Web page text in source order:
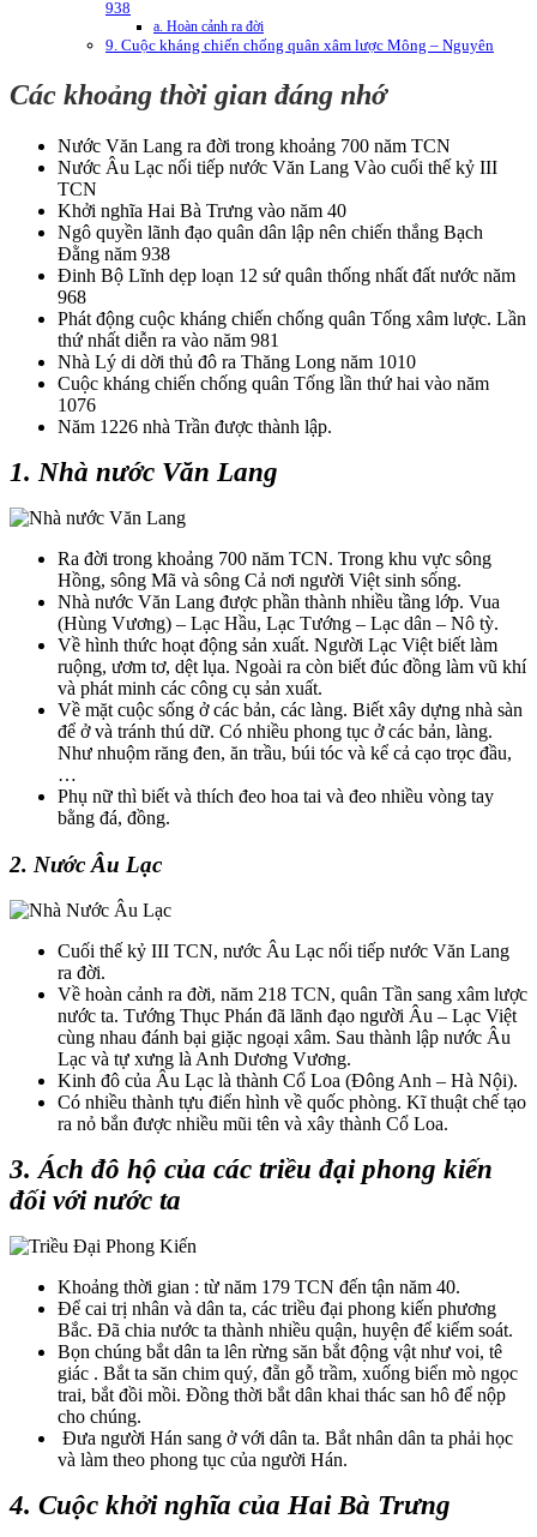
938
a. Hoàn cảnh ra đời
9. Cuộc kháng chiến chống quân xâm lược Mông – Nguyên
Các khoảng thời gian đáng nhớ
Nước Văn Lang ra đời trong khoảng 700 năm TCN
Nước Âu Lạc nối tiếp nước Văn Lang Vào cuối thế kỷ III
TCN
Khởi nghĩa Hai Bà Trưng vào năm 40
Ngô quyền lãnh đạo quân dân lập nên chiến thắng Bạch
Đằng năm 938
Đinh Bộ Lĩnh dẹp loạn 12 sứ quân thống nhất đất nước năm
968
Phát động cuộc kháng chiến chống quân Tống xâm lược. Lần
thứ nhất diễn ra vào năm 981
Nhà Lý di dời thủ đô ra Thăng Long năm 1010
Cuộc kháng chiến chống quân Tống lần thứ hai vào năm
1076
Năm 1226 nhà Trần được thành lập.
1. Nhà nước Văn Lang
Ra đời trong khoảng 700 năm TCN. Trong khu vực sông
Hồng, sông Mã và sông Cả nơi người Việt sinh sống.
Nhà nước Văn Lang được phần thành nhiều tầng lớp. Vua
(Hùng Vương) – Lạc Hầu, Lạc Tướng – Lạc dân – Nô tỳ.
Về hình thức hoạt động sản xuất. Người Lạc Việt biết làm
ruộng, ươm tơ, dệt lụa. Ngoài ra còn biết đúc đồng làm vũ khí
và phát minh các công cụ sản xuất.
Về mặt cuộc sống ở các bản, các làng. Biết xây dựng nhà sàn
để ở và tránh thú dữ. Có nhiều phong tục ở các bản, làng.
Như nhuộm răng đen, ăn trầu, búi tóc và kể cả cạo trọc đầu,
…
Phụ nữ thì biết và thích đeo hoa tai và đeo nhiều vòng tay
bằng đá, đồng.
2. Nước Âu Lạc
Cuối thế kỷ III TCN, nước Âu Lạc nối tiếp nước Văn Lang
ra đời.
Về hoàn cảnh ra đời, năm 218 TCN, quân Tần sang xâm lược
nước ta. Tướng Thục Phán đã lãnh đạo người Âu – Lạc Việt
cùng nhau đánh bại giặc ngoại xâm. Sau thành lập nước Âu
Lạc và tự xưng là Anh Dương Vương.
Kinh đô của Âu Lạc là thành Cổ Loa (Đông Anh – Hà Nội).
Có nhiều thành tựu điển hình về quốc phòng. Kĩ thuật chế tạo
ra nỏ bắn được nhiều mũi tên và xây thành Cổ Loa.
3. Ách đô hộ của các triều đại phong kiến
đối với nước ta
Khoảng thời gian : từ năm 179 TCN đến tận năm 40.
Để cai trị nhân và dân ta, các triều đại phong kiến phương
Bắc. Đã chia nước ta thành nhiều quận, huyện để kiểm soát.
Bọn chúng bắt dân ta lên rừng săn bắt động vật như voi, tê
giác . Bắt ta săn chim quý, đẵn gỗ trầm, xuống biển mò ngọc
trai, bắt đồi mồi. Đồng thời bắt dân khai thác san hô để nộp
cho chúng.
Đưa người Hán sang ở với dân ta. Bắt nhân dân ta phải học
và làm theo phong tục của người Hán.
4. Cuộc khởi nghĩa của Hai Bà Trưng